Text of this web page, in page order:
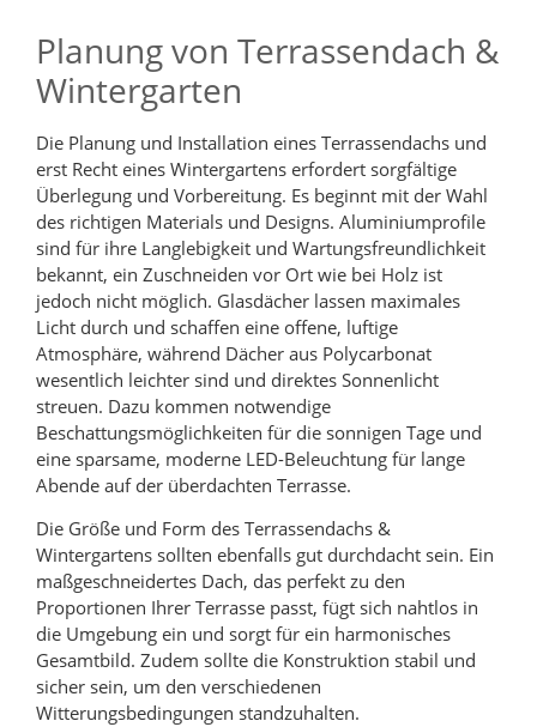
Planung von Terrassendach &
Wintergarten
Die Planung und Installation eines Terrassendachs und
erst Recht eines Wintergartens erfordert sorgfältige
Überlegung und Vorbereitung. Es beginnt mit der Wahl
des richtigen Materials und Designs. Aluminiumprofile
sind für ihre Langlebigkeit und Wartungsfreundlichkeit
bekannt, ein Zuschneiden vor Ort wie bei Holz ist
jedoch nicht möglich. Glasdächer lassen maximales
Licht durch und schaffen eine offene, luftige
Atmosphäre, während Dächer aus Polycarbonat
wesentlich leichter sind und direktes Sonnenlicht
streuen. Dazu kommen notwendige
Beschattungsmöglichkeiten für die sonnigen Tage und
eine sparsame, moderne LED-Beleuchtung für lange
Abende auf der überdachten Terrasse.
Die Größe und Form des Terrassendachs &
Wintergartens sollten ebenfalls gut durchdacht sein. Ein
maßgeschneidertes Dach, das perfekt zu den
Proportionen Ihrer Terrasse passt, fügt sich nahtlos in
die Umgebung ein und sorgt für ein harmonisches
Gesamtbild. Zudem sollte die Konstruktion stabil und
sicher sein, um den verschiedenen
Witterungsbedingungen standzuhalten.